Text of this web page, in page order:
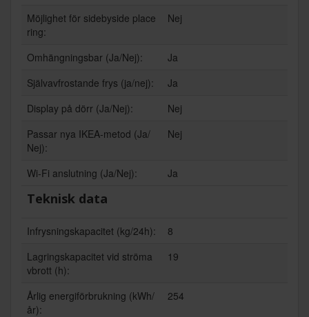
Möjlighet för sidebyside place
ring:
Nej
Omhängningsbar (Ja/Nej):
Ja
Självavfrostande frys (ja/nej):
Ja
Display på dörr (Ja/Nej):
Nej
Passar nya IKEA-metod (Ja/
Nej):
Nej
Wi-Fi anslutning (Ja/Nej): Ja
Teknisk data
Infrysningskapacitet (kg/24h):
8
Lagringskapacitet vid ströma
vbrott (h):
19
Årlig energiförbrukning (kWh/
år):
254